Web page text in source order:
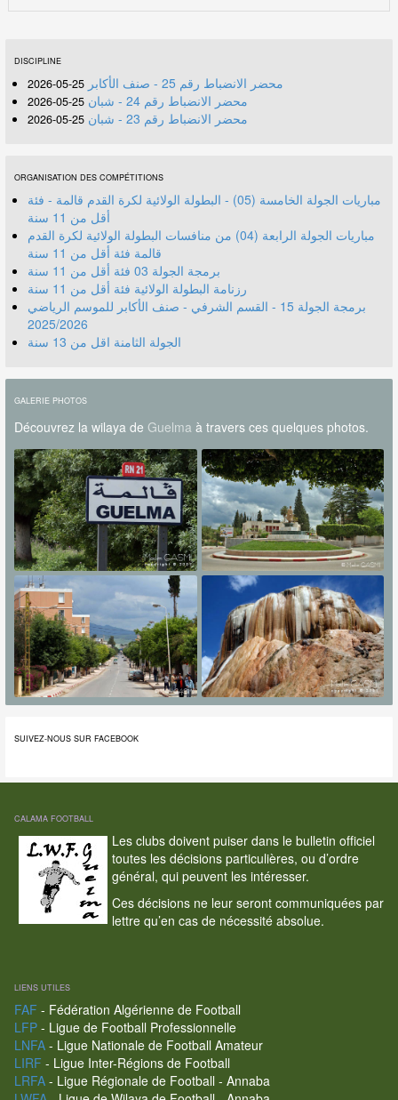
DISCIPLINE
محضر الانضباط رقم 25 - صنف الأكابر 25-05-2026
محضر الانضباط رقم 24 - شبان 25-05-2026
محضر الانضباط رقم 23 - شبان 25-05-2026
ORGANISATION DES COMPÉTITIONS
مباريات الجولة الخامسة (05) - البطولة الولائية لكرة القدم قالمة - فئة
أقل من 11 سنة
مباريات الجولة الرابعة (04) من منافسات البطولة الولائية لكرة القدم
قالمة فئة أقل من 11 سنة
برمجة الجولة 03 فئة أقل من 11 سنة
رزنامة البطولة الولائية فئة أقل من 11 سنة
برمجة الجولة 15 - القسم الشرفي - صنف الأكابر للموسم الرياضي
2025/2026
الجولة الثامنة اقل من 13 سنة
GALERIE PHOTOS
Découvrez la wilaya de Guelma à travers ces quelques photos.
SUIVEZ-NOUS SUR FACEBOOK
CALAMA FOOTBALL
Les clubs doivent puiser dans le bulletin officiel
toutes les décisions particulières, ou d’ordre
général, qui peuvent les intéresser.
Ces décisions ne leur seront communiquées par
lettre qu’en cas de nécessité absolue.
LIENS UTILES
FAF - Fédération Algérienne de Football
LFP- Ligue de Football Professionnelle
LNFA- Ligue Nationale de Football Amateur
LIRF - Ligue Inter-Régions de Football
LRFA- Ligue Régionale de Football - Annaba